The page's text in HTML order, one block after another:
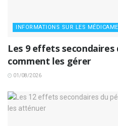
INFORMATIONS SUR LES
Les 9 effets secondaires
comment les gérer
01/08/2026